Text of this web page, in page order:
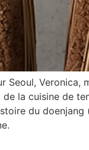
Seoul,
la cuisine de
du